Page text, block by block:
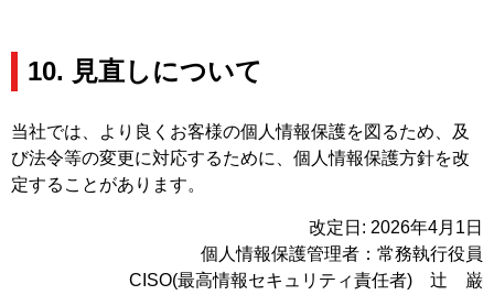
10. 見直しについて
当社では、より良くお客様の個人情報保護を図るため、及
び法令等の変更に対応するために、個人情報保護方針を改
定することがあります。
改定日: 2026年4月1日
個人情報保護管理者：常務執行役員
CISO(最高情報セキュリティ責任者) 辻 巌